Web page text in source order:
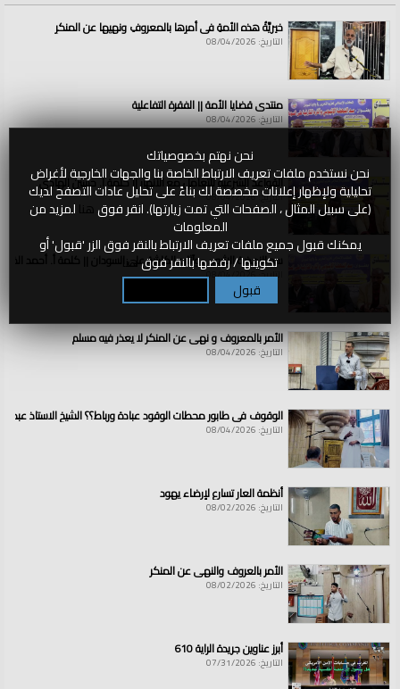
نحن نهتم بخصوصياتك
نحن نستخدم ملفات تعريف الارتباط الخاصة بنا والجهات الخارجية لأغراض
تحليلية ولإظهار إعلانات مخصصة لك بناءً على تحليل عادات التصفح لديك
(على سبيل المثال ، الصفحات التي تمت زيارتها). انقر فوق لمزيد من
المعلومات
يمكنك قبول جميع ملفات تعريف الارتباط بالنقر فوق الزر 'قبول' أو
تكوينها / رفضها بالنقر فوق
قبول
المكتب الإعلامي لحزب التحرير
www.hizb-ut-tahrir.info
https://youtu.be/uFYDzhLH-so
الفئات:
الولايات والمناطق»تونس
العلامات:حزب|التحرير|تونس|
tunisie
|
tahrir
|
tahrir
|
hizb
خيريَّةُ هذه الأمةِ في أمرِها بالمعروفِ ونهيِها عن المنكرِ
التاريخ: 08/04/2026
منتدى قضايا الأمة || الفقرة التفاعلية
التاريخ: 08/04/2026
القواعد الشرعية للتعامل مع الأنهار || كلمة أ. حسين الهادي
التاريخ: 08/04/2026
سد النهضة الاثيوبي وآثاره الكارثية على السودان || كلمة أ. أحمد
التاريخ: 08/04/2026
الأمر بالمعروف و نهي عن المنكر لا يعذر فيه مسلم
التاريخ: 08/04/2026
الوقوف في طابور محطات الوقود عبادة ورباط؟؟ الشيخ الاستاذ عبد
التاريخ: 08/04/2026
أنظمة العار تسارع لإرضاء يهود
التاريخ: 08/02/2026
الأمر بالعروف والنهي عن المنكر
التاريخ: 08/02/2026
أبرز عناوين جريدة الراية 610
التاريخ: 07/31/2026